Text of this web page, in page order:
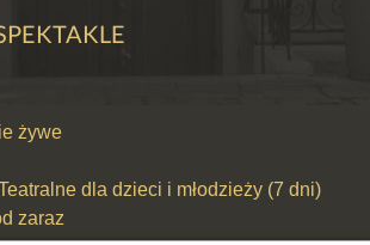
żywe
dla dzieci i młodzieży (7 dni)
zaraz